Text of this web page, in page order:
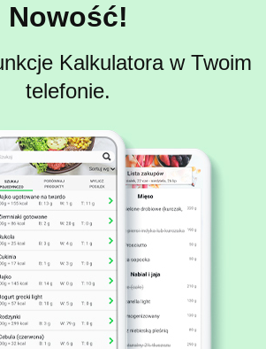
Nowość!
Kalkulatora w Twoim
telefonie.